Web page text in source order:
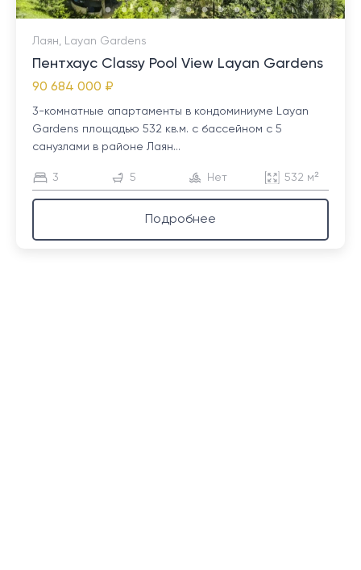
Лаян, Layan Gardens
Пентхаус Classy Pool View Layan Gardens
90 684 000 ₽
3-комнатные апартаменты в кондоминиуме Layan
Gardens площадью 532 кв.м. с бассейном с 5
санузлами в районе Лаян...
3 5 Нет 532 м²
Подробнее